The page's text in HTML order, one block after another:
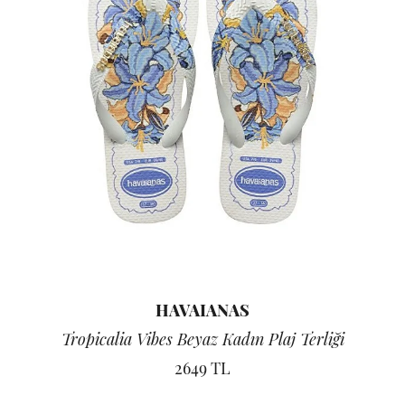
HAVAIANAS
Tropicalia Vibes Beyaz Kadın Plaj Terliği
2649 TL